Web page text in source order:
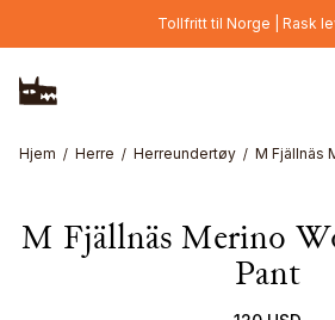
Hopp til hovedinnholdTollfritt til Norge | Rask
Hjem Herre Herreundertøy M Fjällnäs
M Fjällnäs Merino
Pant